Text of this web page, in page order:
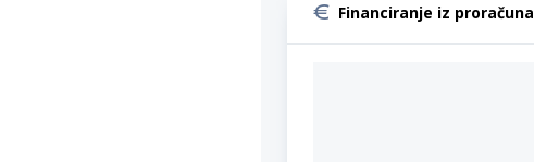
Financiranje iz proračuna